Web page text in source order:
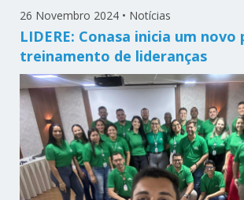
26 Novembro 2024 • Notícias
LIDERE: Conasa inicia um
treinamento de lideranças